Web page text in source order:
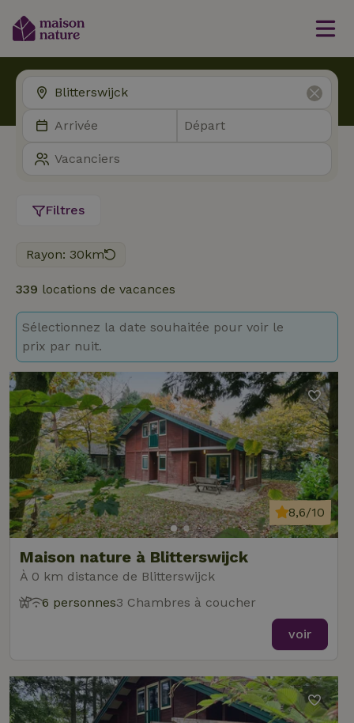
Filtres
Rayon: 30km
339 locations de vacances
Sélectionnez la date souhaitée pour voir le
prix par nuit.
Maison nature à Blitterswijck
À 0 km distance de Blitterswijck
8,6/10
6 personnes3 Chambres à coucher
voir